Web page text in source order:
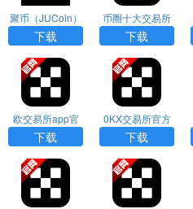
聚币（JUCoin）
交易所app官网
下载
下载
币圈十大交易所
下载
下载
欧交易所app官
方版下载
下载
0KX交易所官方
下载
下载